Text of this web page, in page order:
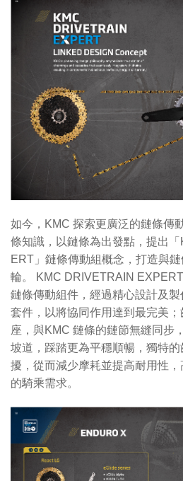
如今，KMC 探索更廣泛的鏈條傳
條知識，以鏈條為出發點，提出
ERT」鏈條傳動組概念，打造與
輪。 KMC DRIVETRAIN
鏈條傳動組件，經過精心設計及
套件，以將協同作用達到最完美
座，與KMC 鏈條的鏈節無縫同步
坡道，踩踏更為平穩順暢，獨特
擾，從而減少摩耗並提高耐用性
的騎乘需求。